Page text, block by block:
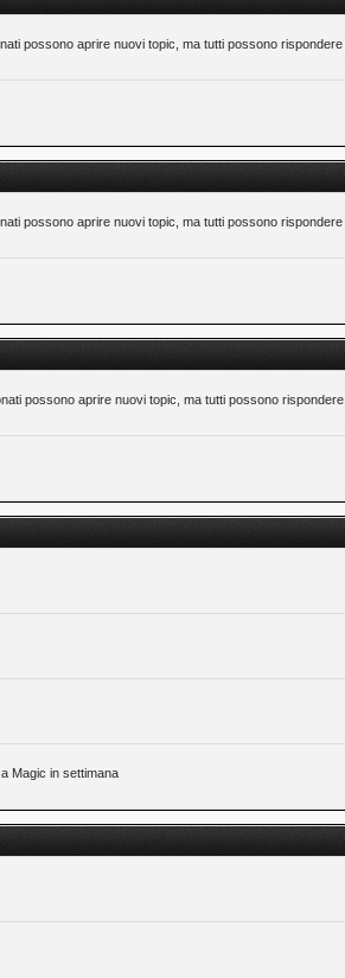
possono aprire nuovi topic, ma tutti possono rispondere
possono aprire nuovi topic, ma tutti possono rispondere
possono aprire nuovi topic, ma tutti possono rispondere
Magic in settimana